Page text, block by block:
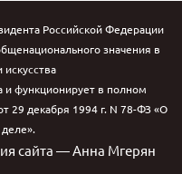
Российской Федерации
значения в
искусства
и функционирует в полном
29 декабря 1994 г. N 78-ФЗ «О
сайта — Анна Мгерян